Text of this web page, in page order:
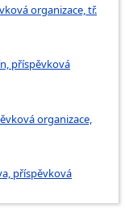
organizace, tř.
příspěvková
organizace,
příspěvková